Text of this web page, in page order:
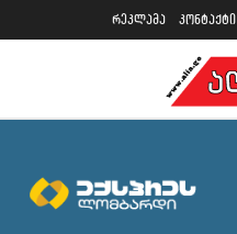
რეკლამა კონტაქტი